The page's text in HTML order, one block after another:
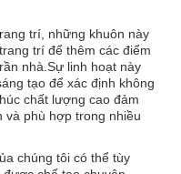
trí, những khuôn này
trí để thêm các điểm
nhà.Sự linh hoạt này
tạo để xác định không
chất lượng cao đảm
và phù hợp trong nhiều
chúng tôi có thể tùy